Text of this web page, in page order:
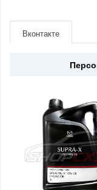
Двигатель 2.5
Вконтакте